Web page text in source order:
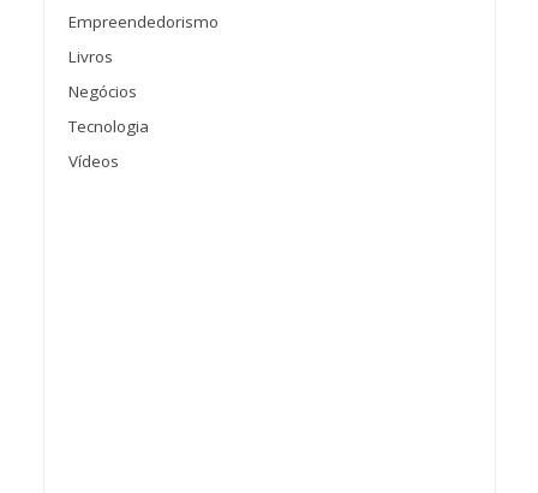
Empreendedorismo
Livros
Negócios
Tecnologia
Vídeos